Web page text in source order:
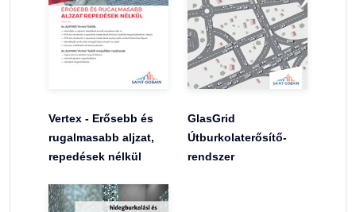
Vertex - Erősebb és
rugalmasabb aljzat,
repedések nélkül
GlasGrid
Útburkolaterősítő-
rendszer